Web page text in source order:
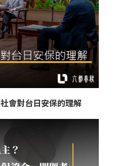
會對台日安保的理解